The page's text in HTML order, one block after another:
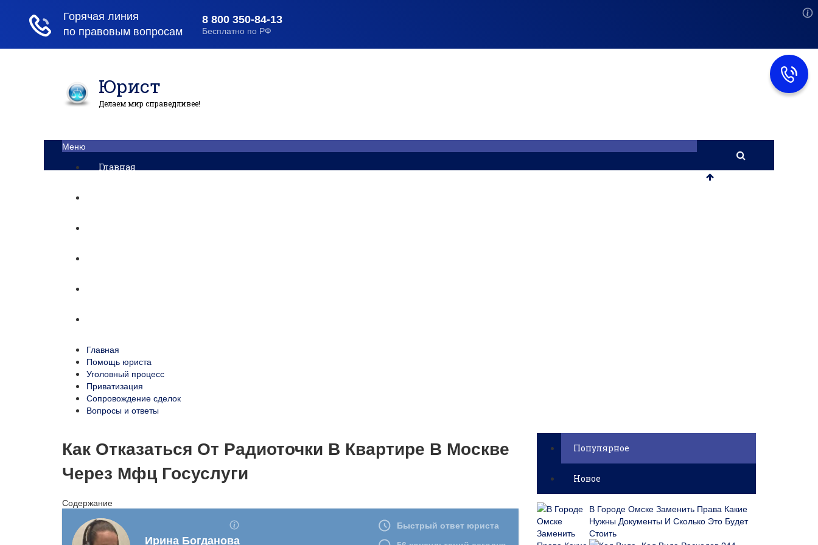
Юрист
Делаем мир справедливее!
Меню
Главная
Главная
Помощь юриста
Уголовный процесс
Приватизация
Сопровождение сделок
Вопросы и ответы
Как Отказаться От Радиоточки В Квартире В Москве
Через Мфц Госуслуги
Содержание
Популярное
Новое
В Городе Омске Заменить Права Какие
Нужны Документы И Сколько Это Будет
Стоить